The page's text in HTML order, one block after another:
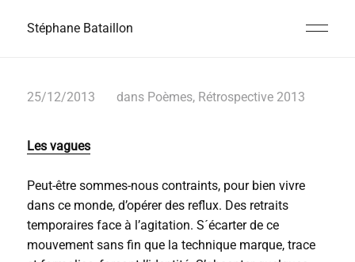
Stéphane Bataillon
25/12/2013 dans Poèmes, Rétrospective 2013
Les vagues
Peut-être sommes-nous contraints, pour bien vivre
dans ce monde, d’opérer des reflux. Des retraits
temporaires face à l’agitation. S´écarter de ce
mouvement sans fin que la technique marque, trace